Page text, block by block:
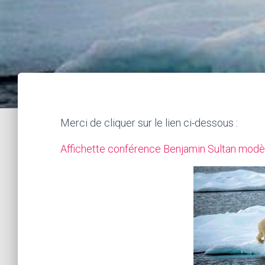
Merci de cliquer sur le lien ci-dessous :
Affichette conférence Benjamin Sultan